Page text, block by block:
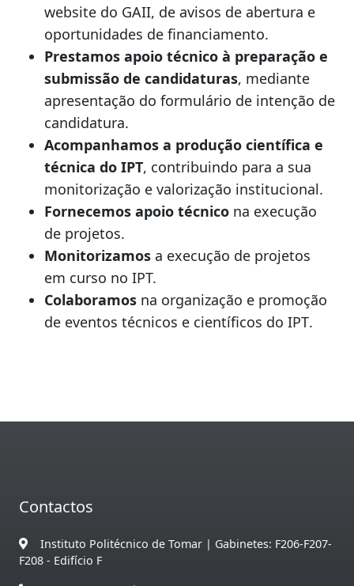
website do GAII, de avisos de abertura e
oportunidades de financiamento.
Prestamos apoio técnico à preparação e
submissão de candidaturas, mediante
apresentação do formulário de intenção de
candidatura.
Acompanhamos a produção científica e
técnica do IPT, contribuindo para a sua
monitorização e valorização institucional.
Fornecemos apoio técnico na execução
de projetos.
Monitorizamos a execução de projetos
em curso no IPT.
Colaboramos na organização e promoção
de eventos técnicos e científicos do IPT.
Contactos
Instituto Politécnico de Tomar | Gabinetes: F206-F207-
F208 - Edifício F